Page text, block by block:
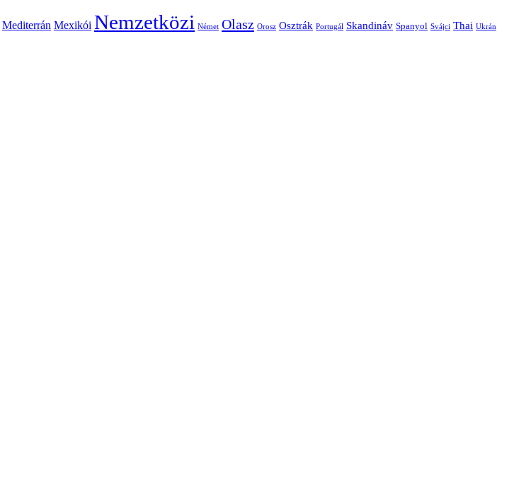
Mediterrán Mexikói Nemzetközi Német Olasz Orosz Osztrák Portugál Skandináv Spanyol Svájci Thai Ukrán